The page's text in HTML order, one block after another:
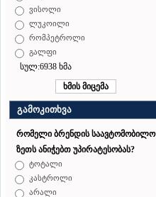
ვისოლი
ლუკოილი
რომპეტროლი
გალფი
სულ:6938 ხმა
გამოკითხვა
რომელი ბრენდის საავტომობილო
ზეთს ანიჭებთ უპირატესობას?
ტოტალი
კასტროლი
არალი